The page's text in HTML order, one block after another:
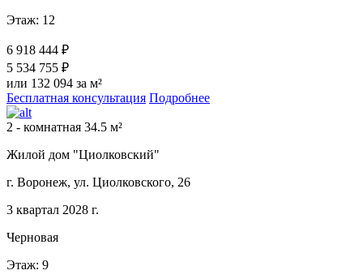
Этаж: 12
6 918 444 ₽
5 534 755 ₽
или 132 094 за м²
Бесплатная консультация Подробнее
2 - комнатная 34.5 м²
Жилой дом "Циолковский"
г. Воронеж, ул. Циолковского, 26
3 квартал 2028 г.
Черновая
Этаж: 9